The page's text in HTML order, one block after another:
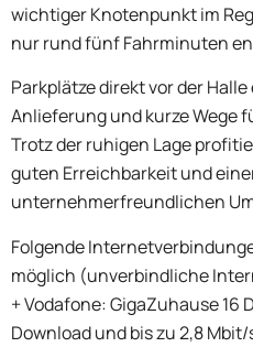
wichtiger Knotenpunkt im
nur rund fünf Fahrminuten
Parkplätze direkt vor der
Anlieferung und kurze Wege
Trotz der ruhigen Lage
guten Erreichbarkeit und
unternehmerfreundlichen
Folgende
möglich (unverbindliche
+ Vodafone: GigaZuhause 16
Download und bis zu 2,8